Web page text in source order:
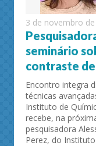
3 de novembro
seminário
contraste de
Encontro integra
técnicas
Instituto de
recebe, na
pesquisadora
Perez, do